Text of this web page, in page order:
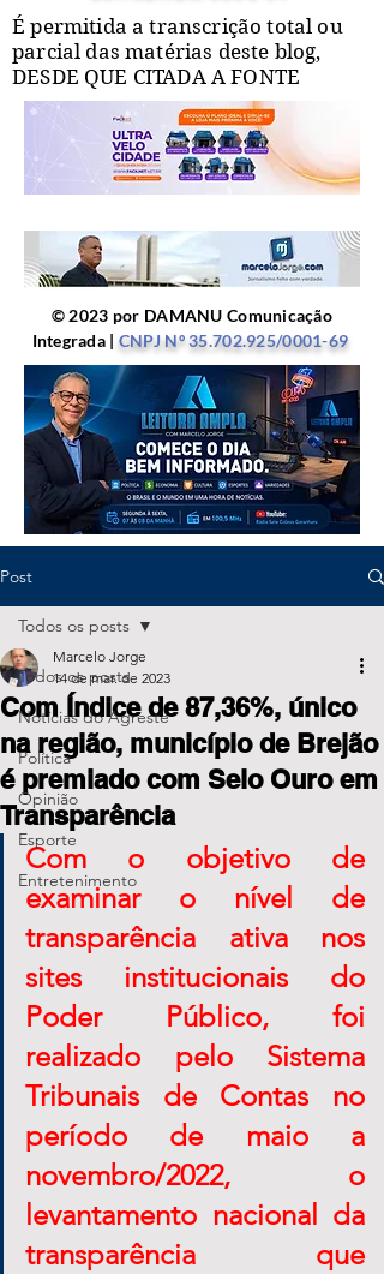
É permitida a transcrição total ou
parcial das matérias deste blog,
DESDE QUE CITADA A FONTE
© 2023 por DAMANU Comunicação
Integrada | CNPJ Nº35.702.925/0001-69
Post
Todos os posts
Notícias do Agreste
Política
Opinião
Esporte
Entretenimento
Todos os posts
Com Índice de 87,36%, único
na região, município de Brejão
é premiado com Selo Ouro em
Transparência
Marcelo Jorge
14 de mar. de 2023
Com o objetivo de
examinar o nível de
transparência ativa nos
sites institucionais do
Poder Público, foi
realizado pelo Sistema
Tribunais de Contas no
período de maio a
novembro/2022, o
levantamento nacional da
transparência que